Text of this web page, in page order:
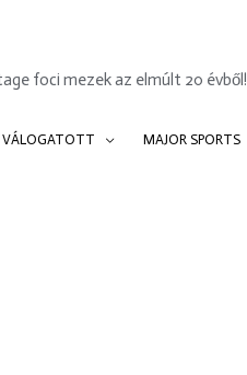
foci mezek az elmúlt 20 évből!
VÁLOGATOTT MAJOR SPORTS